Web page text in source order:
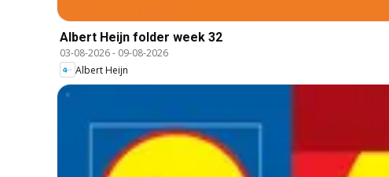
Albert Heijn folder week 32
03-08-2026- 09-08-2026
Albert Heijn